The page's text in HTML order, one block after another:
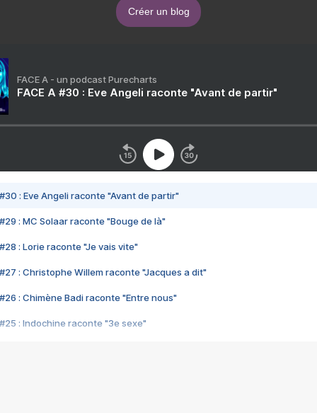
Créer un blog
FACE A - un podcast Purecharts
FACE A #30 : Eve Angeli raconte "Avant de partir"
#30 : Eve Angeli raconte "Avant de partir"
#29 : MC Solaar raconte "Bouge de là"
#28 : Lorie raconte "Je vais vite"
#27 : Christophe Willem raconte "Jacques a dit"
#26 : Chimène Badi raconte "Entre nous"
#25 : Indochine raconte "3e sexe"